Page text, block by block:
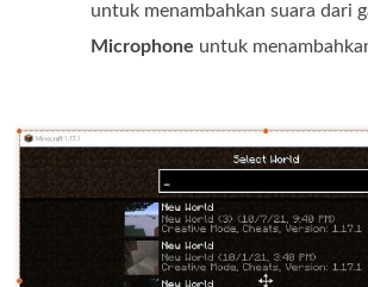
untuk menambahkan suara dari
Microphone untuk